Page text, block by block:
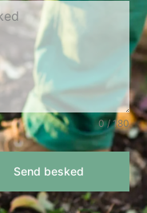
0 / 180
Send besked